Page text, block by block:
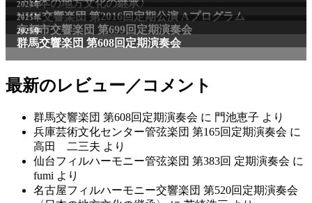
〈日本の地方文化の継承〉
2024年
NHK交響楽団 第2016回定期公演 Aプログラム
2025年
京都市交響楽団 第699回定期演奏会
2025年
群馬交響楽団 第608回定期演奏会
最新のレビュー／コメント
群馬交響楽団 第608回定期演奏会 に 門池恵子 より
兵庫芸術文化センター管弦楽団 第165回定期演奏会 に
高田 二三夫 より
仙台フィルハーモニー管弦楽団 第383回 定期演奏会 に
fumi より
名古屋フィルハーモニー交響楽団 第520回定期演奏会